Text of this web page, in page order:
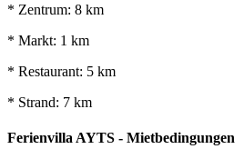
* Zentrum: 8 km
* Markt: 1 km
* Restaurant: 5 km
* Strand: 7 km
Ferienvilla AYTS - Mietbedingungen